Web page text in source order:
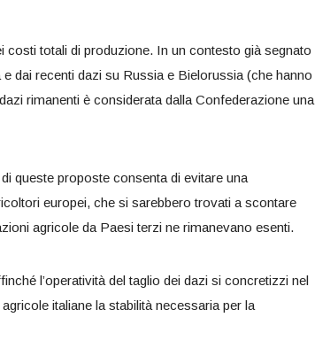
costi totali di produzione. In un contesto già segnato
dai recenti dazi su Russia e Bielorussia (che hanno
rimanenti è considerata dalla Confederazione una
queste proposte consenta di evitare una
europei, che si sarebbero trovati a scontare
agricole da Paesi terzi ne rimanevano esenti.
l’operatività del taglio dei dazi si concretizzi nel
italiane la stabilità necessaria per la